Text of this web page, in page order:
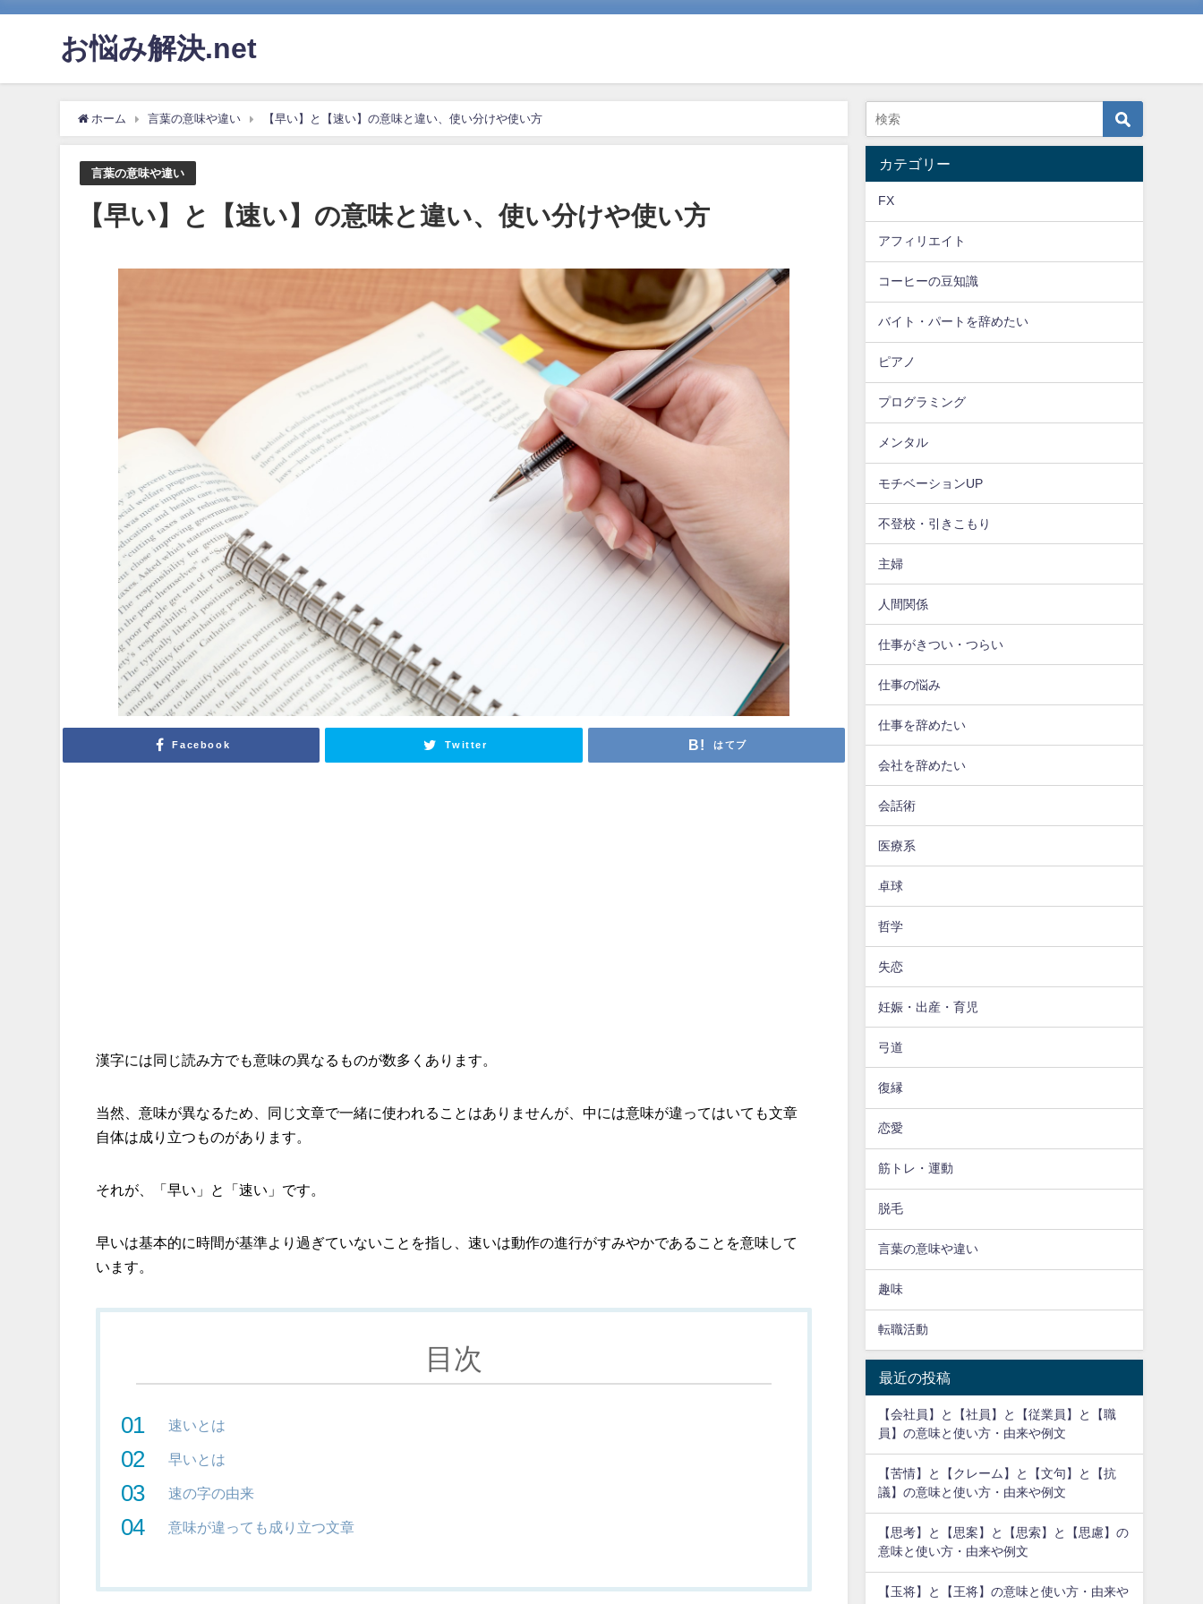
お悩み解決.net
ホーム 言葉の意味や違い 【早い】と【速い】の意味と違い、使い分けや使い方
言葉の意味や違い
【早い】と【速い】の意味と違い、使い分けや使い方
Facebook Twitter はてブ
漢字には同じ読み方でも意味の異なるものが数多くあります。
当然、意味が異なるため、同じ文章で一緒に使われることはありませんが、中には意味が違ってはいても文章
自体は成り立つものがあります。
それが、「早い」と「速い」です。
早いは基本的に時間が基準より過ぎていないことを指し、速いは動作の進行がすみやかであることを意味して
います。
目次
速いとは
早いとは
速の字の由来
意味が違っても成り立つ文章
カテゴリー
FX
アフィリエイト
コーヒーの豆知識
バイト・パートを辞めたい
ピアノ
プログラミング
メンタル
モチベーションUP
不登校・引きこもり
主婦
人間関係
仕事がきつい・つらい
仕事の悩み
仕事を辞めたい
会社を辞めたい
会話術
医療系
卓球
哲学
失恋
妊娠・出産・育児
弓道
復縁
恋愛
筋トレ・運動
脱毛
言葉の意味や違い
趣味
転職活動
最近の投稿
【会社員】と【社員】と【従業員】と【職
員】の意味と使い方・由来や例文
【苦情】と【クレーム】と【文句】と【抗
議】の意味と使い方・由来や例文
【思考】と【思案】と【思索】と【思慮】の
意味と使い方・由来や例文
【玉将】と【王将】の意味と使い方・由来や